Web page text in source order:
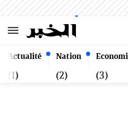
Actualité
(1)
Nation
(2) (3)
Vendredi 23 Safar 1448 - 07
Août 2026
Alger